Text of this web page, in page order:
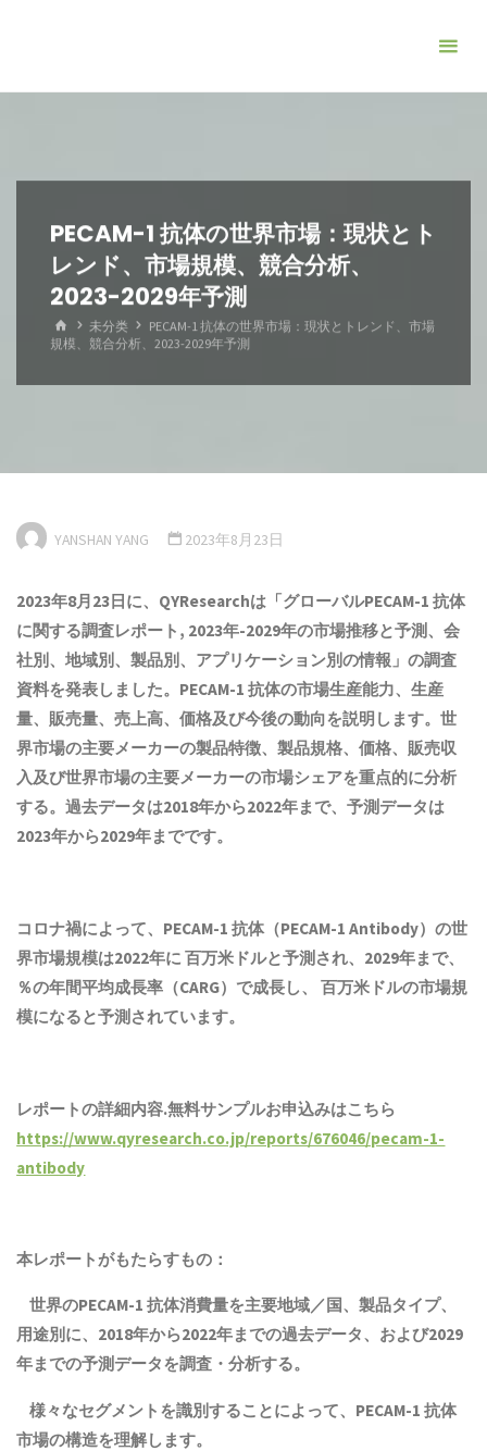
PECAM-1 抗体の世界市場：現状とト
レンド、市場規模、競合分析、
2023-2029年予測
ホ
ー
未分类
PECAM-1 抗体の世界市場：現状とトレンド、市場
規模、競合分析、2023-2029年予測
YANSHAN YANG 2023年8月23日
2023年8月 23 日に、QYResearchは 「グローバルPECAM-1 抗体
に関する調査レポート, 2023年-2029年の市場推移と予測、会
社別、地域別、製品別、アプリケーション別の情報 」の調査
資料を発表しました。 PECAM-1 抗体の市場生産能力、生産
量、販売量、売上高、価格及び今後の動向を説明します。世
界市場の主要メーカーの製品特徴、製品規格、価格、販売収
入及び世界市場の主要メーカーの市場シェアを重点的に分析
する。過去データは2018年から2022年まで、予測データは
2023年から2029年までです。
コロナ禍によって、PECAM-1 抗体（PECAM-1 Antibody）の世
界市場規模は2022年に 百万米ドルと予測され、2029年まで、
％の年間平均成長率（CARG）で成長し、 百万米ドルの市場規
模になると予測されています。
レポートの詳細内容.無料サンプルお申込みはこちら
https://www.qyresearch.co.jp/reports/676046/pecam-1-
antibody
本レポートがもたらすもの：
世界のPECAM-1 抗体消費量を主要地域／国、製品タイプ、
用途別に、2018年から2022年までの過去データ、および2029
年までの予測データを調査・分析する。
様々なセグメントを識別することによって、 PECAM-1 抗体
市場の構造を理解します。